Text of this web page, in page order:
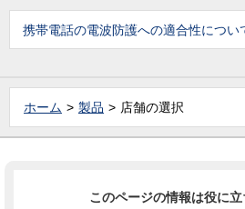
携帯電話の電波防護への適合性につい
ホーム 製品 店舗の選択
このページの情報は役に立